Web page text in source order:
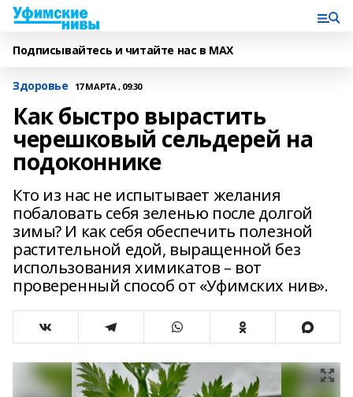
Подписывайтесь и читайте нас в MAX
Здоровье 17 МАРТА , 09:30
Как быстро вырастить
черешковый сельдерей на
подоконнике
Кто из нас не испытывает желания
побаловать себя зеленью после долгой
зимы? И как себя обеспечить полезной
растительной едой, выращенной без
использования химикатов – вот
проверенный способ от «Уфимских нив».